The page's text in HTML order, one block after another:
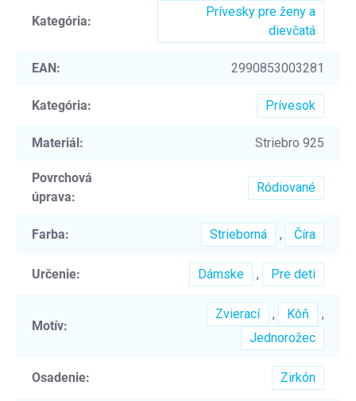
Kategória:
Prívesky pre ženy a
dievčatá
EAN: 2990853003281
Kategória: Prívesok
Materiál: Striebro 925
Povrchová
úprava:
Ródiované
Farba: Strieborná , Číra
Určenie: Dámske , Pre deti
Motív:
Zvierací , Kôň
,
Jednorožec
Osadenie: Zirkón